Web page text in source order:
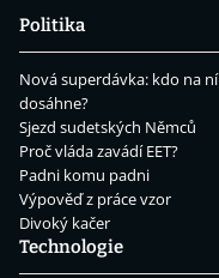
Politika
Nová superdávka: kdo na ní
dosáhne?
Sjezd sudetských Němců
Proč vláda zavádí EET?
Padni komu padni
Výpověď z práce vzor
Divoký kačer
Technologie